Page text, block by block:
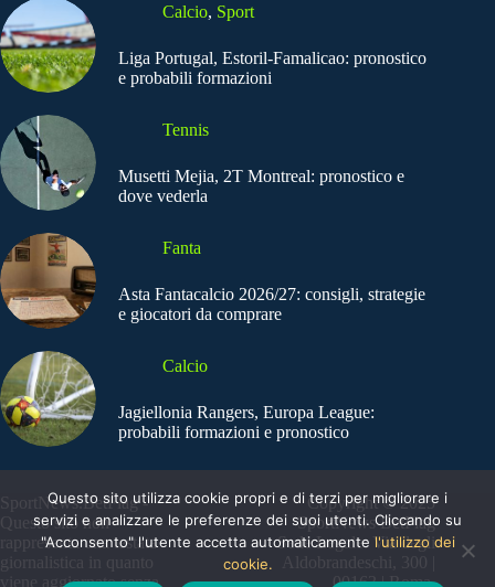
Calcio, Sport
Liga Portugal, Estoril-Famalicao: pronostico
e probabili formazioni
Tennis
Musetti Mejia, 2T Montreal: pronostico e
dove vederla
Fanta
Asta Fantacalcio 2026/27: consigli, strategie
e giocatori da comprare
Calcio
Jagiellonia Rangers, Europa League:
probabili formazioni e pronostico
SportNews.BetFlag -
Questo sito non
rappresenta una testata
giornalistica in quanto
viene aggiornato senza
Copyright © 2025
SportNews BetFlag
Sede Legale: Via degli
Aldobrandeschi, 300 |
00163 | Roma
Questo sito utilizza cookie propri e di terzi per migliorare i
servizi e analizzare le preferenze dei suoi utenti. Cliccando su
"Acconsento" l'utente accetta automaticamente l'utilizzo dei
cookie.